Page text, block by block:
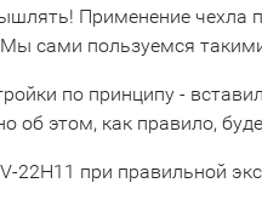
Применение чехла
сами пользуемся
по принципу -
об этом, как правило,
22H11 при правильной